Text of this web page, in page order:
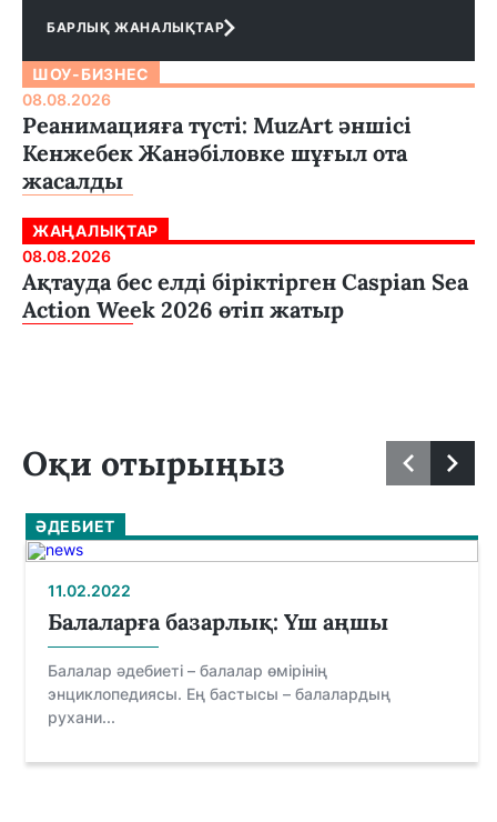
БАРЛЫҚ ЖАНАЛЫҚТАР
ШОУ-БИЗНЕС
08.08.2026
Реанимацияға түсті: MuzArt әншісі
Кенжебек Жанәбіловке шұғыл ота
жасалды
ЖАҢАЛЫҚТАР
08.08.2026
Ақтауда бес елді біріктірген Caspian Sea
Action Week 2026 өтіп жатыр
Оқи отырыңыз
ӘДЕБИЕТ
11.02.2022
Балаларға базарлық: Үш аңшы
Балалар әдебиеті – балалар өмірінің
энциклопедиясы. Ең бастысы – балалардың
рухани...